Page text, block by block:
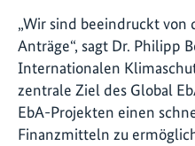
„Wir sind beeindruckt
Anträge“, sagt Dr. Philipp
Internationalen
zentrale Ziel des Global
EbA-Projekten einen
Finanzmitteln zu